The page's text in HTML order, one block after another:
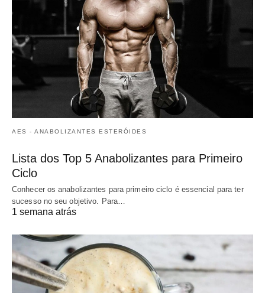
AES - ANABOLIZANTES ESTERÓIDES
Lista dos Top 5 Anabolizantes para Primeiro
Ciclo
Conhecer os anabolizantes para primeiro ciclo é essencial para ter
sucesso no seu objetivo. Para…
1 semana atrás